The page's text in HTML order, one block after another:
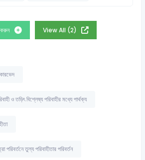
করুন View All (2)
ও তড়িৎ বিশ্লেষ্য পরিবাহীর মধ্যে পার্থক্য
পরিবর্তনে তুল্য পরিবাহীতার পরিবর্তন